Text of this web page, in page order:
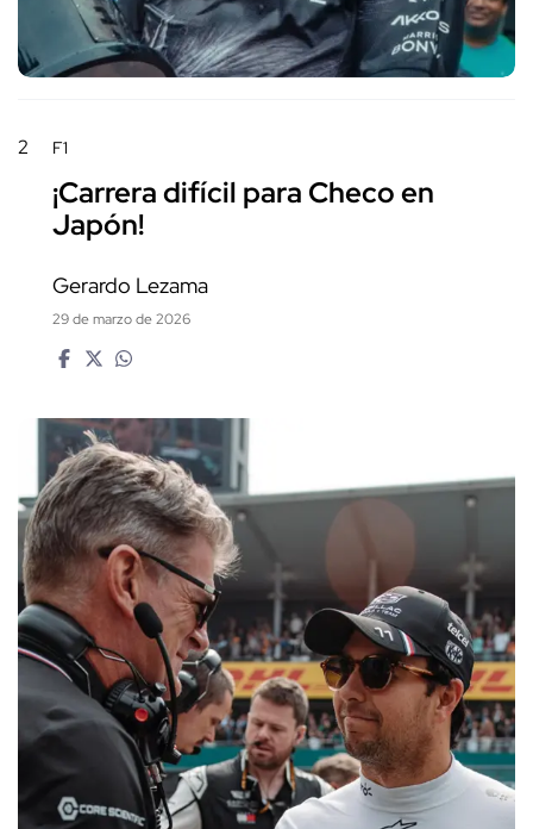
2 F1
¡Carrera difícil para Checo en
Japón!
Gerardo Lezama
29 de marzo de 2026